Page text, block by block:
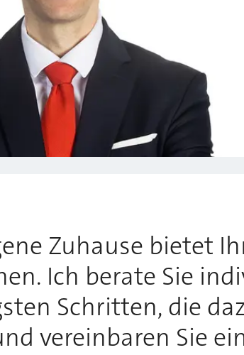
Zuhause bietet
Ich berate Sie
Schritten, die
vereinbaren Sie